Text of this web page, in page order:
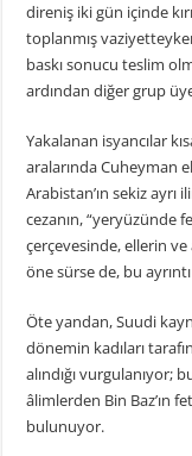
direniş iki gün içinde
toplanmış
baskı sonucu teslim
ardından diğer grup
Yakalanan isyancılar
aralarında Cuheyman
Arabistan’ın sekiz
cezanın, “yeryüzünde
çerçevesinde, ellerin
öne sürse de, bu
Öte yandan, Suudi
dönemin kadıları
alındığı vurgulanıyor;
âlimlerden Bin Baz’ın
bulunuyor.